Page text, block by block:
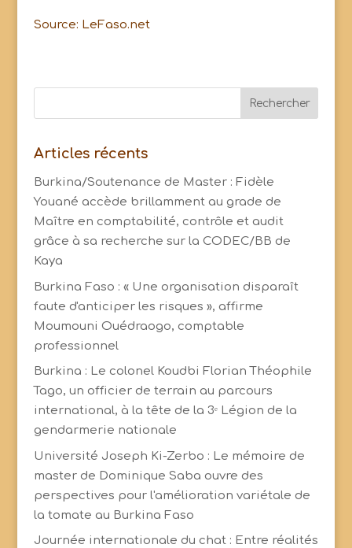
Source: LeFaso.net
Articles récents
Burkina/Soutenance de Master : Fidèle
Youané accède brillamment au grade de
Maître en comptabilité, contrôle et audit
grâce à sa recherche sur la CODEC/BB de
Kaya
Burkina Faso : « Une organisation disparaît
faute d'anticiper les risques », affirme
Moumouni Ouédraogo, comptable
professionnel
Burkina : Le colonel Koudbi Florian Théophile
Tago, un officier de terrain au parcours
international, à la tête de la 3ᵉ Légion de la
gendarmerie nationale
Université Joseph Ki-Zerbo : Le mémoire de
master de Dominique Saba ouvre des
perspectives pour l'amélioration variétale de
la tomate au Burkina Faso
Journée internationale du chat : Entre réalités